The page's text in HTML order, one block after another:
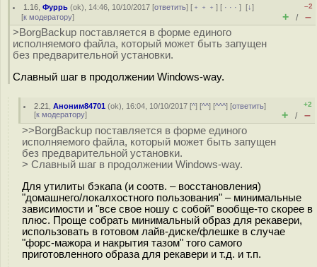
1.16 ,Фуррь (ok), 14:46, 10/10/2017 [ответить] [ ﹢﹢﹢] [ · · ·][↓]
[к модератору]
–2
+ / –
>BorgBackup поставляется в форме единого
исполняемого файла, который может быть запущен
без предварительной установки.
Славный шаг в продолжении Windows-way.
2.21 ,Аноним84701 (ok), 16:04, 10/10/2017 [^] [^^] [^^^] [ответить]
[к модератору]
+2
+ / –
>>BorgBackup поставляется в форме единого
исполняемого файла, который может быть запущен
без предварительной установки.
> Славный шаг в продолжении Windows-way.
Для утилиты бэкапа (и соотв. – восстановления)
"домашнего/локалхостного пользования" – минимальные
зависимости и "все свое ношу с собой" вообще-то скорее в
плюс. Проще собрать минимальный образ для рекавери,
использовать в готовом лайв-диске/флешке в случае
"форс-мажора и накрытия тазом" того самого
приготовленного образа для рекавери и т.д. и т.п.